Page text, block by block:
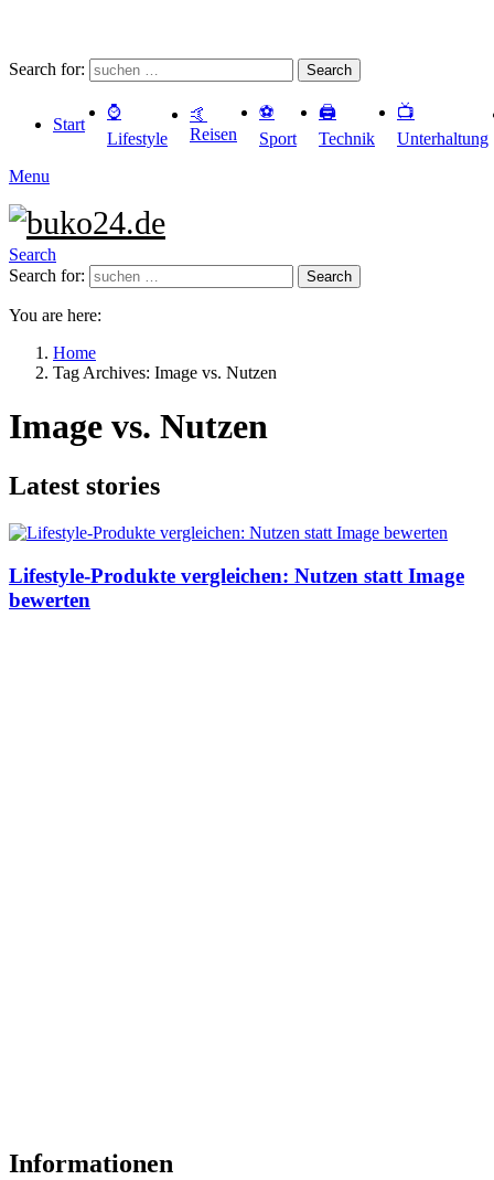
Search for: Search
Start
⌚️
Lifestyle
🤙
Reisen
⚽️
Sport
🖨️
Technik
📺
Unterhaltung
Menu
Search
Search for:
Search
You are here:
Home
Tag Archives: Image vs. Nutzen
Image vs. Nutzen
Latest stories
Lifestyle-Produkte vergleichen: Nutzen statt Image
bewerten
Informationen